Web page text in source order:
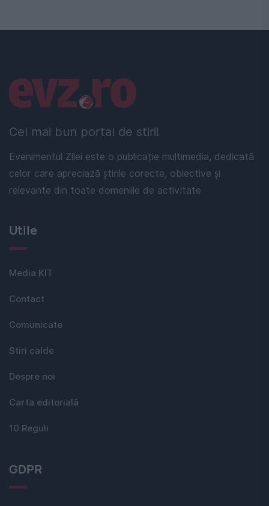
Cel mai bun portal de stiri!
Evenimentul Zilei este o publicație multimedia, dedicată
celor care apreciază știrile corecte, obiective și
relevante din toate domeniile de activitate
Linkuri utile
Utile
Media KIT
Contact
Comunicate
Stiri calde
Despre noi
Carta editorială
10 Reguli
GDPR